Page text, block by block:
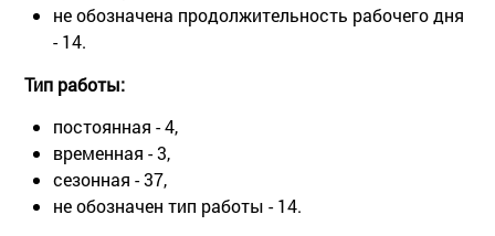
не обозначена продолжительность рабочего дня
- 14.
Тип работы:
постоянная - 4,
временная - 3,
сезонная - 37,
не обозначен тип работы - 14.